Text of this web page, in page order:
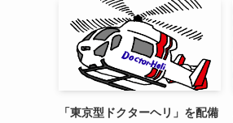
「東京型ドクターヘリ」を配備